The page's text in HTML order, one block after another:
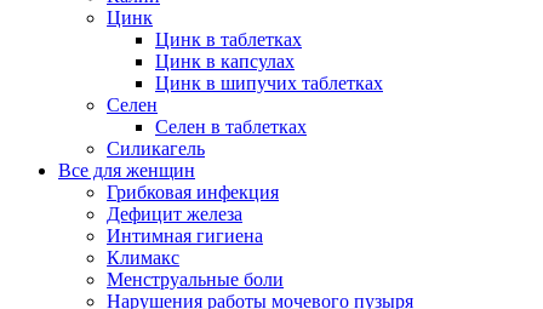
Цинк
Цинк в таблетках
Цинк в капсулах
Цинк в шипучих таблетках
Селен
Селен в таблетках
Силикагель
Все для женщин
Грибковая инфекция
Дефицит железа
Интимная гигиена
Климакс
Менструальные боли
Нарушения работы мочевого пузыря